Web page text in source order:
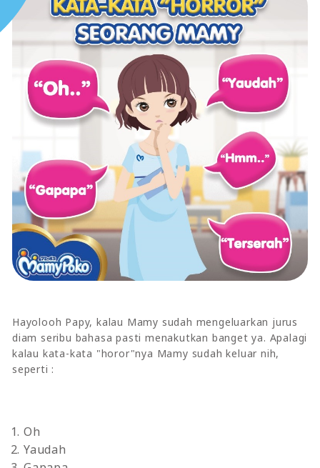
Hayolooh Papy, kalau Mamy sudah mengeluarkan jurus
diam seribu bahasa pasti menakutkan banget ya. Apalagi
kalau kata-kata "horor"nya Mamy sudah keluar nih,
seperti :
Oh
Yaudah